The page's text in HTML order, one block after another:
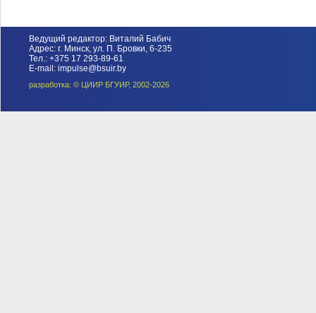
Ведущий редактор: Виталий Бабич
Адрес: г. Минск, ул. П. Бровки, 6-235
Тел.: +375 17 293-89-61
E-mail: impulse@bsuir.by
разработка: © ЦИИР БГУИР, 2002-2026